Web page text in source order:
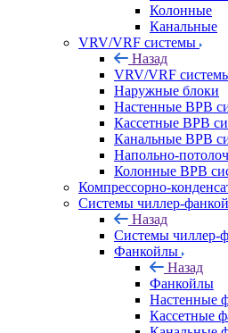
Колонные
Канальные
VRV/VRF системы
Назад
VRV/VRF
Наружные блоки
Настенные ВРВ
Кассетные ВРВ
Канальные ВРВ
Напольно-
Колонные ВРВ
Компрессорно-
Системы чиллер-
Назад
Системы чиллер-
Фанкойлы
Назад
Фанкойлы
Настенные
Кассетные